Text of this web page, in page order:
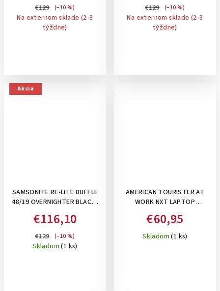
€129 (–10 %)
Na externom sklade (2-3
týždne)
€129 (–10 %)
Na externom sklade (2-3
týždne)
Akcia
SAMSONITE RE-LITE DUFFLE
48/19 OVERNIGHTER BLACK-
36,5 L
€116,10
€129 (–10 %)
Skladom(1 ks)
AMERICAN TOURISTER AT
WORK NXT LAPTOP
BATOH NA NOTEBOOK 17,3",
38 L
€60,95
Skladom(1 ks)